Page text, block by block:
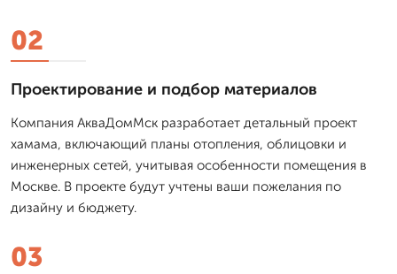
02
Проектирование и подбор материалов
Компания АкваДомМск разработает детальный проект
хамама, включающий планы отопления, облицовки и
инженерных сетей, учитывая особенности помещения в
Москве. В проекте будут учтены ваши пожелания по
дизайну и бюджету.
03